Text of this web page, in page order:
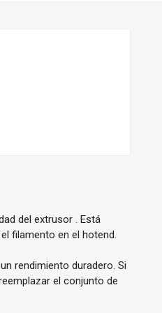
del extrusor . Está
filamento en el hotend.
rendimiento duradero. Si
el conjunto de